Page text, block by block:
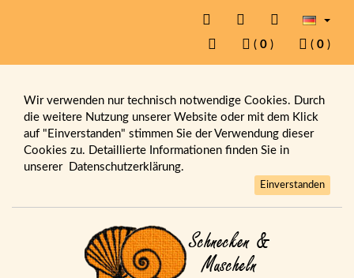
( 0 ) ( 0 )
Wir verwenden nur technisch notwendige Cookies. Durch
die weitere Nutzung unserer Website oder mit dem Klick
auf "Einverstanden" stimmen Sie der Verwendung dieser
Cookies zu. Detaillierte Informationen finden Sie in
unserer Datenschutzerklärung.
Einverstanden